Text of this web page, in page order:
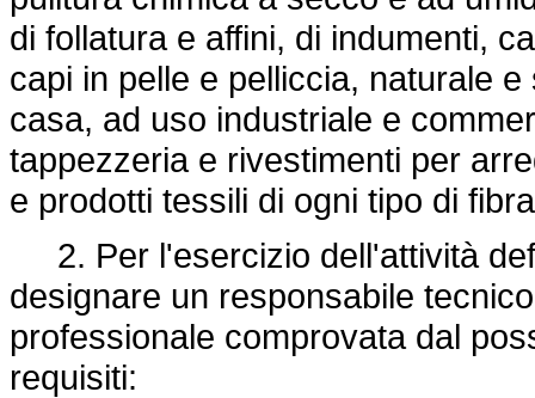
di follatura e affini, di indumenti,
capi in pelle e pelliccia, naturale
casa, ad uso industriale e
tappezzeria e rivestimenti per
e prodotti tessili di ogni tipo di
2. Per l'esercizio dell'attività
designare un responsabile
professionale comprovata dal
requisiti: